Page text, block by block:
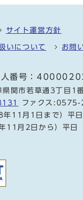
サイト運営方針
いについて お問
人番号：
関市若草通3丁目1
ファクス
8年11月1日まで）
11月2日から）平